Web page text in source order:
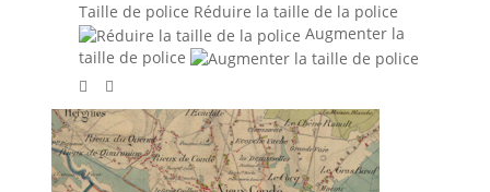
Taille de police Réduire la taille de la police
Augmenter la
taille de police